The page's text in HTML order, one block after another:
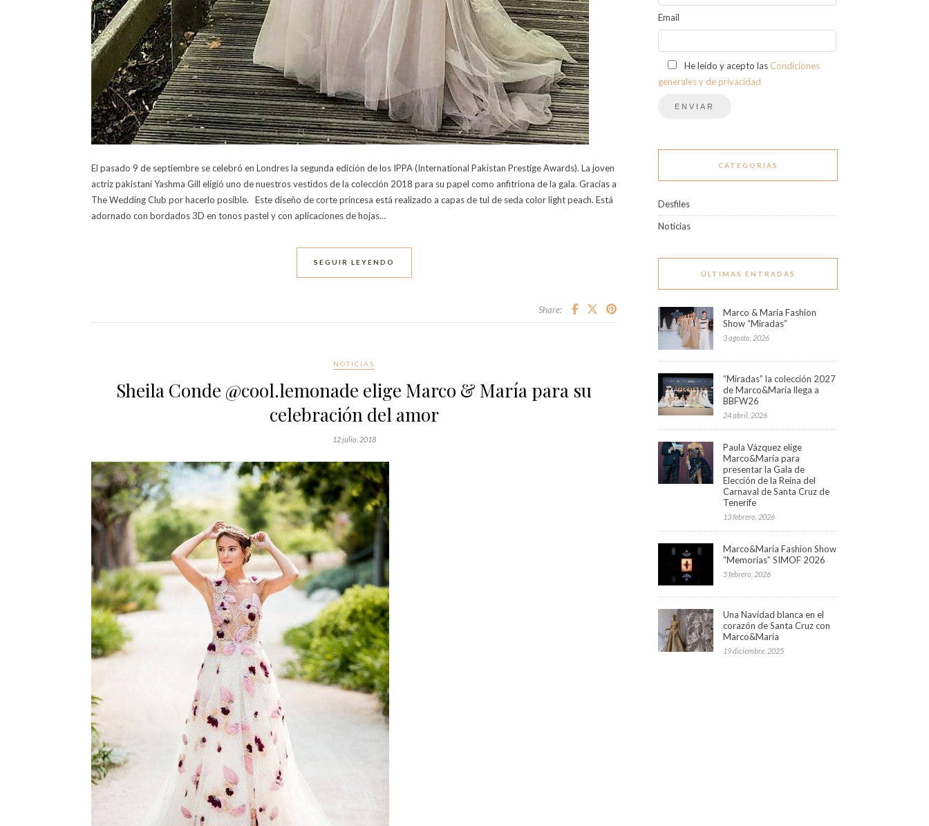
El pasado 9 de septiembre se celebró en Londres la segunda edición de los IPPA (International Pakistan Prestige Awards). La joven
actriz pakistaní Yashma Gill eligió uno de nuestros vestidos de la colección 2018 para su papel como anfitriona de la gala. Gracias a
The Wedding Club por hacerlo posible. Este diseño de corte princesa está realizado a capas de tul de seda color light peach. Está
adornado con bordados 3D en tonos pastel y con aplicaciones de hojas…
SEGUIR LEYENDO
Share:
NOTICIAS
Sheila Conde @cool.lemonade elige Marco & María para su
celebración del amor
12 julio, 2018
Email
He leído y acepto las Condiciones
generales y de privacidad
CATEGORÍAS
Desfiles
Noticias
ÚLTIMAS ENTRADAS
Marco & María Fashion
Show “Miradas”
3 agosto, 2026
“Miradas” la colección 2027
de Marco&María llega a
BBFW26
24 abril, 2026
Paula Vázquez elige
Marco&María para
presentar la Gala de
Elección de la Reina del
Carnaval de Santa Cruz de
Tenerife
13 febrero, 2026
Marco&María Fashion Show
“Memorias” SIMOF 2026
5 febrero, 2026
Una Navidad blanca en el
corazón de Santa Cruz con
Marco&María
19 diciembre, 2025